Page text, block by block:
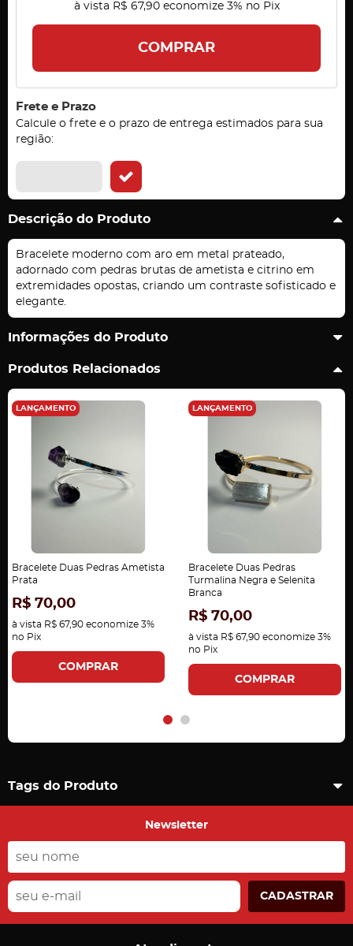
à vista R$ 67,90economize 3% no Pix
COMPRAR
Frete e Prazo
Calcule o frete e o prazo de entrega estimados para sua
região:
Descrição do Produto
Bracelete moderno com aro em metal prateado,
adornado com pedras brutas de ametista e citrino em
extremidades opostas, criando um contraste sofisticado e
elegante.
Informações do Produto
Produtos Relacionados
LANÇAMENTO
Bracelete Duas Pedras Ametista
Prata
R$ 70,00
à vista R$ 67,90 economize 3%
no Pix
COMPRAR
LANÇAMENTO
Bracelete Duas Pedras
Turmalina Negra e Selenita
Branca
R$ 70,00
à vista R$ 67,90 economize 3%
no Pix
COMPRAR
Tags do Produto
Newsletter
CADASTRAR